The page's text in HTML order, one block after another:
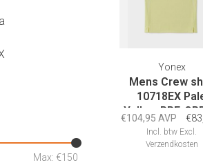
Max: €150
Yonex
Mens Crew
10718EX
Yellow PRE-
€104,95 AVP
Incl. btw Excl.
Verzendkosten